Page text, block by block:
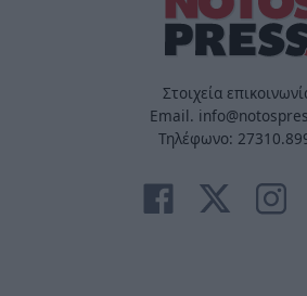
Στοιχεία
Email.
Τηλέφωνο: